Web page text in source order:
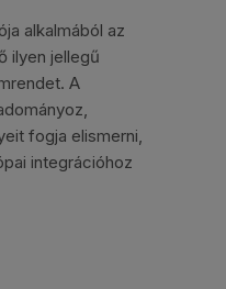
alkalmából az
ilyen jellegű
A
fogja elismerni,
integrációhoz